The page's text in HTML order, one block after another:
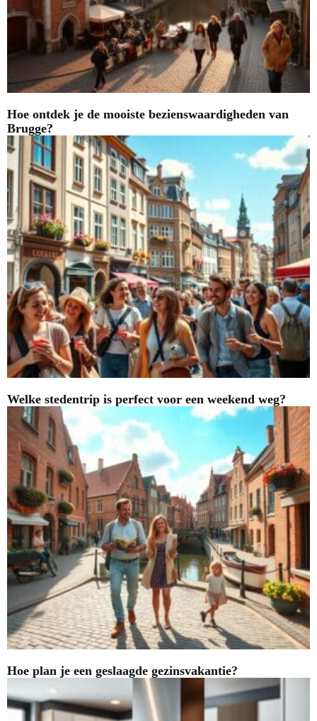
Hoe ontdek je de mooiste bezienswaardigheden van
Brugge?
Welke stedentrip is perfect voor een weekend weg?
Hoe plan je een geslaagde gezinsvakantie?